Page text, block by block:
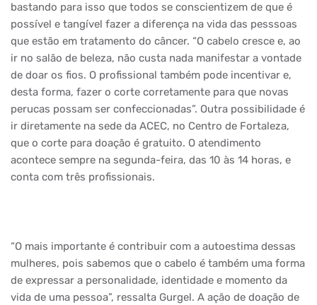
bastando para isso que todos se conscientizem de que é
possível e tangível fazer a diferença na vida das pesssoas
que estão em tratamento do câncer. “O cabelo cresce e, ao
ir no salão de beleza, não custa nada manifestar a vontade
de doar os fios. O profissional também pode incentivar e,
desta forma, fazer o corte corretamente para que novas
perucas possam ser confeccionadas”. Outra possibilidade é
ir diretamente na sede da ACEC, no Centro de Fortaleza,
que o corte para doação é gratuito. O atendimento
acontece sempre na segunda-feira, das 10 às 14 horas, e
conta com três profissionais.
“O mais importante é contribuir com a autoestima dessas
mulheres, pois sabemos que o cabelo é também uma forma
de expressar a personalidade, identidade e momento da
vida de uma pessoa”, ressalta Gurgel. A ação de doação de